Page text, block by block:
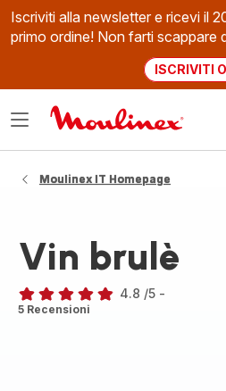
Iscriviti alla newsletter e ricevi il
primo ordine! Non farti scappare
ISCRIVITI
Apri
Moulinex IT Homepage
Vin brulè
ratings.4.8
4.8 /5 -
5 Recensioni